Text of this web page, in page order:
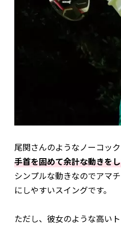
尾関さんのようなノーコック
手首を固めて余計な動きを
シンプルな動きなのでアマ
にしやすいスイングです。
ただし、彼女のような高い